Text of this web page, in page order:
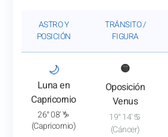
ASTRO Y
POSICIÓN
TRÁNSITO /
FIGURA
🌙
Luna en
Capricornio
: Ver el análisis del tránsito
26° 08' ♑
(Capricornio)
🟡
Oposición
Venus
19° 14' ♋
(Cáncer)